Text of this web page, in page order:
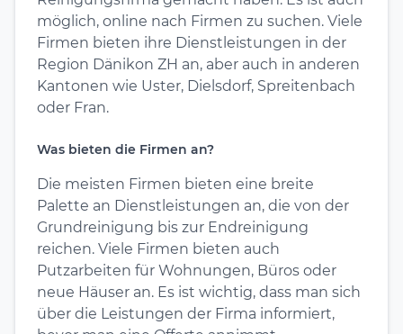
möglich, online nach Firmen zu suchen. Viele
Firmen bieten ihre Dienstleistungen in der
Region Dänikon ZH an, aber auch in anderen
Kantonen wie Uster, Dielsdorf, Spreitenbach
oder Fran.
Was bieten die Firmen an?
Die meisten Firmen bieten eine breite
Palette an Dienstleistungen an, die von der
Grundreinigung bis zur Endreinigung
reichen. Viele Firmen bieten auch
Putzarbeiten für Wohnungen, Büros oder
neue Häuser an. Es ist wichtig, dass man sich
über die Leistungen der Firma informiert,